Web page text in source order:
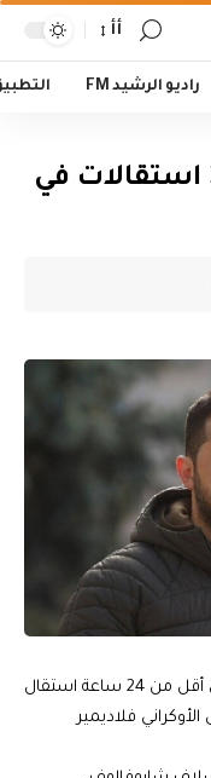
أأ
راديو الرشيد FM
في أقل من 24 ساعة .. 3 استقالات في
تتوالى الاستقالات في القيادة الأوكرانية، ففي أقل من 24 ساعة استقال
فلاديمير